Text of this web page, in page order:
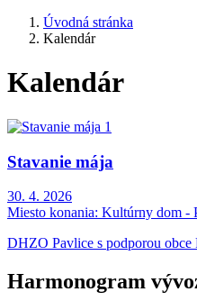
Úvodná stránka
Kalendár
Kalendár
Stavanie mája
30. 4. 2026
Miesto konania: Kultúrny dom -
DHZO Pavlice s podporou obce
Harmonogram